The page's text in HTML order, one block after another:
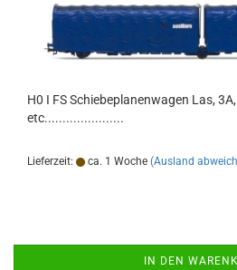
H0 I FS Schiebeplanenwagen Las, 3A,
etc......................
Lieferzeit: ca. 1 Woche (Ausland
IN DEN